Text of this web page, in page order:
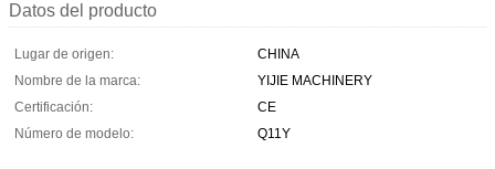
Datos del producto
Lugar de origen:
CHINA
Nombre de la marca:
YIJIE MACHINERY
Certificación:
CE
Número de modelo:
Q11Y